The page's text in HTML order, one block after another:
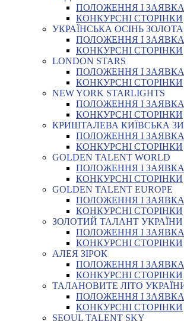
ПОЛОЖЕННЯ І ЗАЯВКА
КОНКУРСНІ СТОРІНКИ
УКРАЇНСЬКА ОСІНЬ ЗОЛОТА
ПОЛОЖЕННЯ І ЗАЯВКА
КОНКУРСНІ СТОРІНКИ
LONDON STARS
ПОЛОЖЕННЯ І ЗАЯВКА
КОНКУРСНІ СТОРІНКИ
NEW YORK STARLIGHTS
ПОЛОЖЕННЯ І ЗАЯВКА
КОНКУРСНІ СТОРІНКИ
КРИШТАЛЕВА КИЇВСЬКА
ПОЛОЖЕННЯ І ЗАЯВКА
КОНКУРСНІ СТОРІНКИ
GOLDEN TALENT WORLD
ПОЛОЖЕННЯ І ЗАЯВКА
КОНКУРСНІ СТОРІНКИ
GOLDEN TALENT EUROPE
ПОЛОЖЕННЯ І ЗАЯВКА
КОНКУРСНІ СТОРІНКИ
ЗОЛОТИЙ ТАЛАНТ УКРАЇНИ
ПОЛОЖЕННЯ І ЗАЯВКА
КОНКУРСНІ СТОРІНКИ
АЛЕЯ ЗІРОК
ПОЛОЖЕННЯ І ЗАЯВКА
КОНКУРСНІ СТОРІНКИ
ТАЛАНОВИТЕ ЛІТО
ПОЛОЖЕННЯ І ЗАЯВКА
КОНКУРСНІ СТОРІНКИ
SEOUL TALENT SKY